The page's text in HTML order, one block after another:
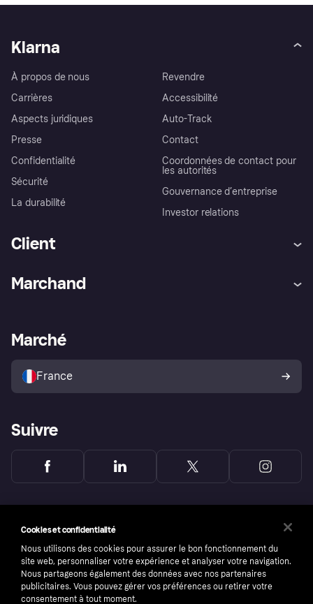
Klarna
À propos de nous
Carrières
Aspects juridiques
Presse
Confidentialité
Sécurité
La durabilité
Revendre
Accessibilité
Auto-Track
Contact
Coordonnées de contact pour
les autorités
Gouvernance d’entreprise
Investor relations
Client
Explorez les magasins
Politique de protection de
l’acheteur Klarna
Marchand
Portail Marchand
Marché
France
Suivre
Cookies et confidentialité
Nous utilisons des cookies pour assurer le bon fonctionnement du
site web, personnaliser votre expérience et analyser votre navigation.
Nous partageons également des données avec nos partenaires
publicitaires. Vous pouvez gérer vos préférences ou retirer votre
consentement à tout moment.